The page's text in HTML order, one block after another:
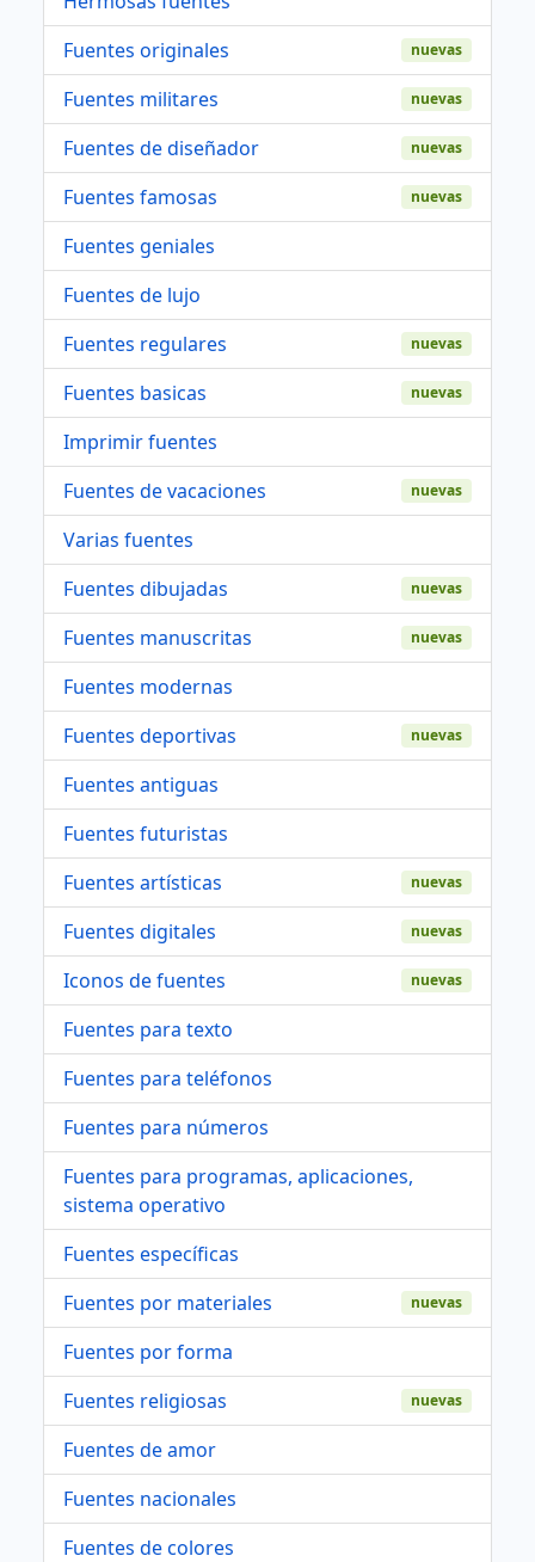
Fuentes originales
nuevas
Fuentes militares nuevas
Fuentes de diseñador nuevas
Fuentes famosas nuevas
Fuentes geniales
Fuentes de lujo
Fuentes regulares
nuevas
Fuentes basicas nuevas
Imprimir fuentes
Fuentes de vacaciones
nuevas
Varias fuentes
Fuentes dibujadas
nuevas
Fuentes manuscritas nuevas
Fuentes modernas
Fuentes deportivas
nuevas
Fuentes antiguas
Fuentes futuristas
Fuentes artísticas
nuevas
Fuentes digitales nuevas
Iconos de fuentes nuevas
Fuentes para texto
Fuentes para teléfonos
Fuentes para números
Fuentes para programas, aplicaciones,
sistema operativo
Fuentes específicas
Fuentes por materiales
nuevas
Fuentes por forma
Fuentes religiosas
nuevas
Fuentes de amor
Fuentes nacionales
Fuentes de colores